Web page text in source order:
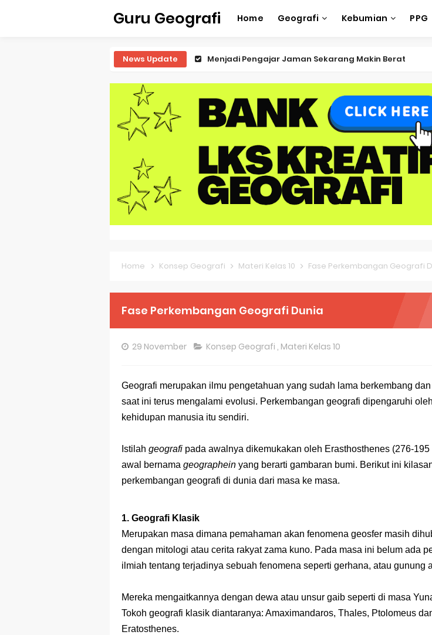
Guru Geografi Home Geografi Kebumian PPG
News Update Latihan Prediksi Soal OSK Geografi 2026 Part Geografi
Latihan Prediksi Soal OSK Geografi 2026 Part
Latihan Prediksi Soal OSK Geografi 2026 Part Geografi
Latihan Prediksi Soal OSK Geografi 2026 Part Dinamika
Pembahasan Soal OSN-K Geografi 2025 No 51-55
Pembahasan Soal OSN-K Geografi 2025 No 46-50
Pembahasan Soal OSN-K Geografi 2025 No 41-45
Pembahasan Soal OSN-K Geografi 2025 No 21-25
Pembahasan Soal OSN-K Geografi 2025 No 16-20
Pembahasan Soal OSN-K Geografi 2025 No 11-15
Pembahasan Soal OSN-K Geografi 2025 No 6-10
Pembahasan Soal OSN-K Geografi 2025 No 1-5
Bencana Banjir Bandang di Sumatra Salah Manusia
Gratis, Pre Test Online Calon Pejuang OSN Geografi
Latihan Soal TKA Geografi 2025 Topik Analisa
STOP Belajar Geografi Pakai Cara Lama! 😤 TKA 2025
Ebook Prediksi 150 Soal TKA Geografi 2025 + Kunci
Home Konsep Geografi Materi Kelas 10 Fase Perkembangan Geografi
Fase Perkembangan Geografi Dunia
29 November Konsep Geografi , Materi Kelas 10
Geografi merupakan ilmu pengetahuan yang sudah lama berkembang dan
saat ini terus mengalami evolusi. Perkembangan geografi dipengaruhi
kehidupan manusia itu sendiri.
Istilah geografi pada awalnya dikemukakan oleh Erasthosthenes (276-195
awal bernama geographein yang berarti gambaran bumi. Berikut ini
perkembangan geografi di dunia dari masa ke masa.
1. Geografi Klasik
Merupakan masa dimana pemahaman akan fenomena geosfer masih
dengan mitologi atau cerita rakyat zama kuno. Pada masa ini belum ada
ilmiah tentang terjadinya sebuah fenomena seperti gerhana, atau gunung
Mereka mengaitkannya dengan dewa atau unsur gaib seperti di masa
Tokoh geografi klasik diantaranya: Amaximandaros, Thales, Ptolomeus
Eratosthenes.